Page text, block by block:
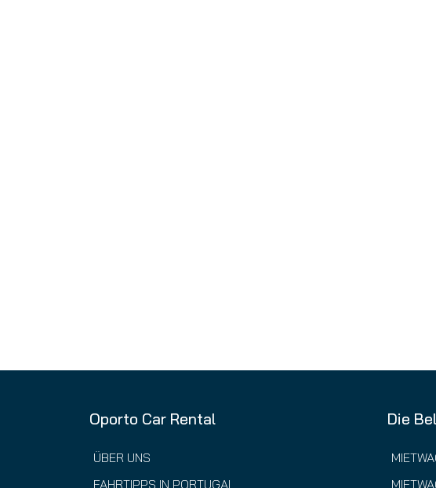
Oporto Car Rental
ÜBER UNS
FAHRTIPPS IN PORTUGAL
Die